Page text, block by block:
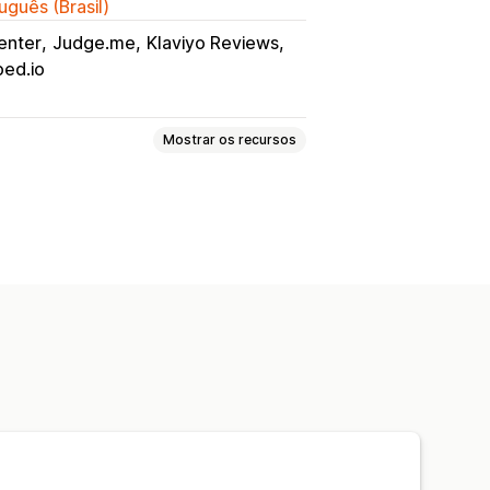
(Brasil)
Judge.me Klaviyo Reviews
Mostrar os recursos